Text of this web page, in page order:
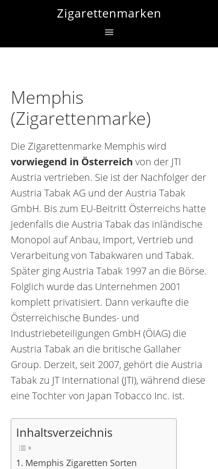
Hauptnavigation
Zigarettenmarken
Memphis
(Zigarettenmarke)
Die Zigarettenmarke Memphis wird
vorwiegend in Österreich von der JTI
Austria vertrieben. Sie ist der Nachfolger der
Austria Tabak AG und der Austria Tabak
GmbH. Bis zum EU-Beitritt Österreichs hatte
jedenfalls die Austria Tabak das inländische
Monopol auf Anbau, Import, Vertrieb und
Verarbeitung von Tabakwaren und Tabak.
Später ging Austria Tabak 1997 an die Börse.
Folglich wurde das Unternehmen 2001
komplett privatisiert. Dann verkaufte die
Österreichische Bundes- und
Industriebeteiligungen GmbH (ÖIAG) die
Austria Tabak an die britische Gallaher
Group. Derzeit, seit 2007, gehört die Austria
Tabak zu JT International (JTI), während diese
eine Tochter von Japan Tobacco Inc. ist.
Inhaltsverzeichnis
Memphis Zigaretten Sorten